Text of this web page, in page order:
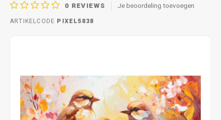
0 REVIEWS Je beoordeling toevoegen
ARTIKELCODE PIXEL5838